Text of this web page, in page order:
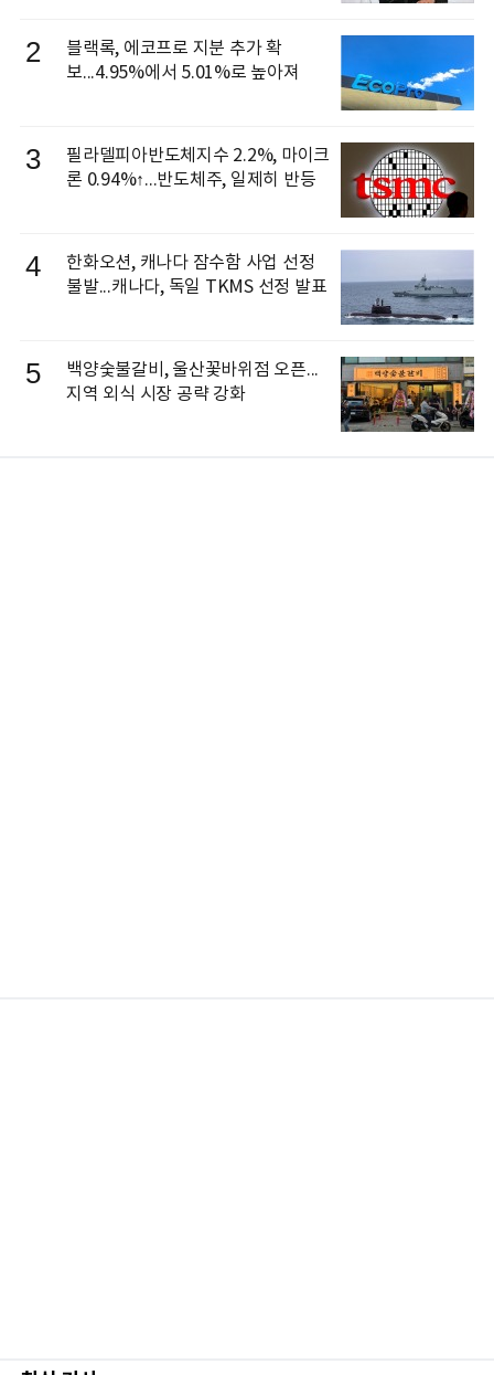
2
블랙록, 에코프로 지분 추가 확
보...4.95%에서 5.01%로 높아져
3
필라델피아반도체지수 2.2%, 마이크
론 0.94%↑...반도체주, 일제히 반등
4
한화오션, 캐나다 잠수함 사업 선정
불발...캐나다, 독일 TKMS 선정 발표
5
백양숯불갈비, 울산꽃바위점 오픈...
지역 외식 시장 공략 강화